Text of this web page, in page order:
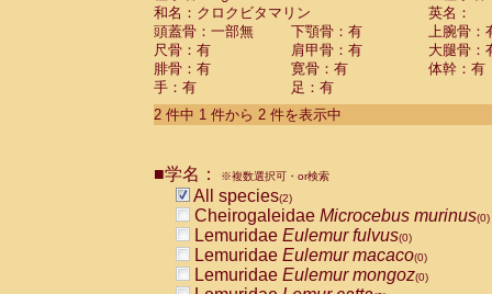
CebidaeCebus nigrivittatus
Cebidae Cebusspp.(0)
Cebidae Saimiri boliviensis
Cebidae Saimiri sciureus
Atelidae Alouatta caraya
AtelidaeAlouatta fusca
AtelidaeAlouatta seniculus
AtelidaeAteles belzebuth
AtelidaeAteles geoffroyi
AtelidaeAteles paniscus(0)
AtelidaeAtelesspp. (0)
AtelidaeLagothrix lagothricha
AtelidaeLagothrix lagothricha cana
PitheciidaeCacajao calvus
和名：クロクビタマリン
英名：
頭蓋骨：一部無
下顎骨：有
上腕骨：
尺骨：有
肩甲骨：有
大腿骨：
腓骨：有
寛骨：有
体幹：有
手：有
足：有
2 件中 1 件から 2 件を表示中
■学名： ※複数選択可・or検索
All species(2)
Cheirogaleidae Microcebus murinus(0)
Lemuridae Eulemur fulvus(0)
Lemuridae Eulemur macaco(0)
Lemuridae Eulemur mongoz(0)